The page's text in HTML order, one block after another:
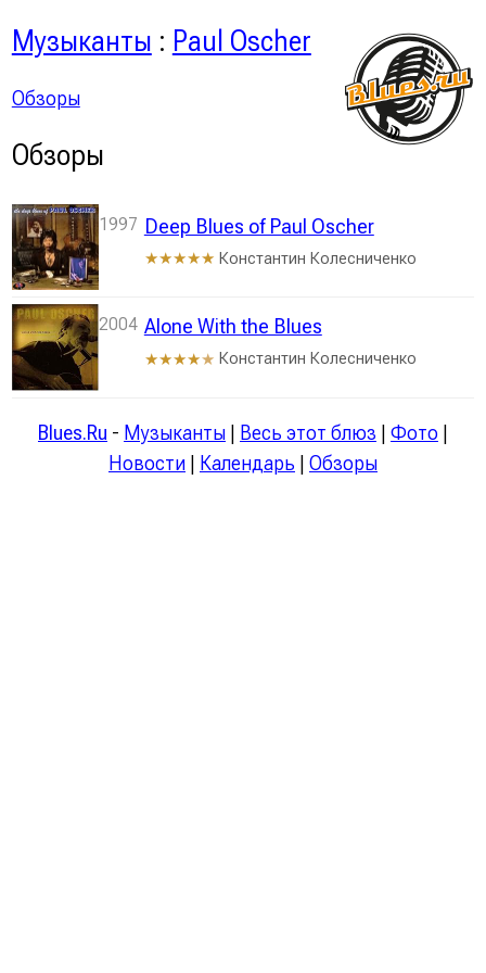
Музыканты : Paul Oscher
Обзоры
Обзоры
1997 Deep Blues of Paul Oscher
★★★★★ Константин Колесниченко
2004 Alone With the Blues
★★★★★ Константин Колесниченко
Blues.Ru - Музыканты Весь этот блюз Фото
Новости
Календарь Обзоры